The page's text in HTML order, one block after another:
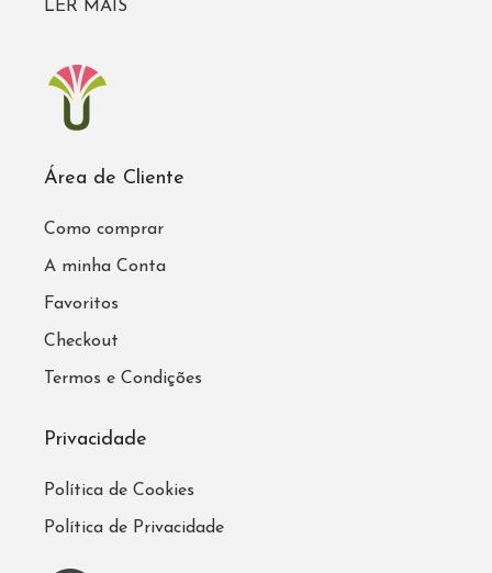
LER MAIS
Área de Cliente
Como comprar
A minha Conta
Favoritos
Checkout
Termos e Condições
Privacidade
Política de Cookies
Política de Privacidade